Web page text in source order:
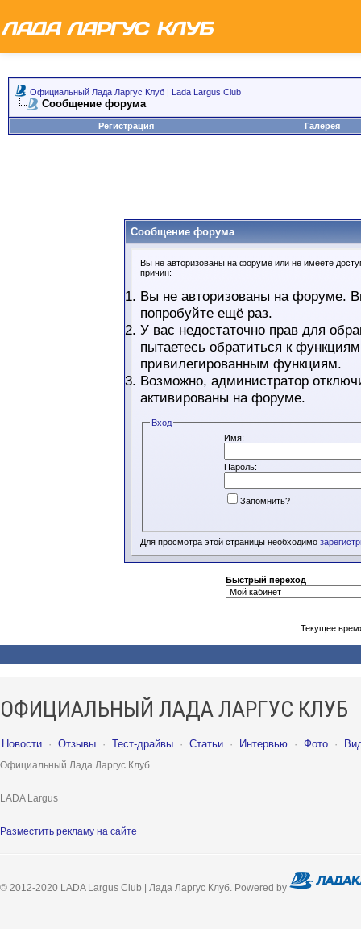
Официальный Лада Ларгус Клуб | Lada Largus Club
Сообщение форума
Регистрация Галерея
Сообщение форума
Вы не авторизованы на форуме или не имеете
причин:
Вы не авторизованы на форуме.
попробуйте ещё раз.
У вас недостаточно прав для
пытаетесь обратиться к
привилегированным функциям.
Возможно, администратор
активированы на форуме.
Вход
Имя:
Пароль:
Запомнить?
Для просмотра этой страницы необходимо
Быстрый переход
Текущее
ОФИЦИАЛЬНЫЙ ЛАДА ЛАРГУС КЛУБ
Новости · Отзывы · Тест-драйвы · Статьи · Интервью · Фото ·
Официальный Лада Ларгус Клуб
LADA Largus
Разместить рекламу на сайте
© 2012-2020 LADA Largus Club | Лада Ларгус Клуб. Powered by